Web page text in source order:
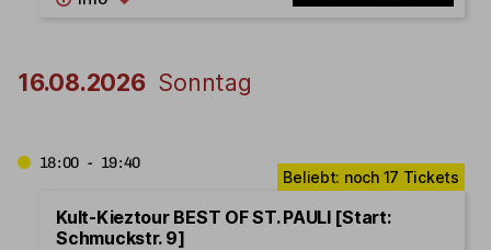
16.08.2026 Sonntag
18:00 - 19:40
Kult-Kieztour BEST OF ST. PAULI [Start:
Schmuckstr. 9]